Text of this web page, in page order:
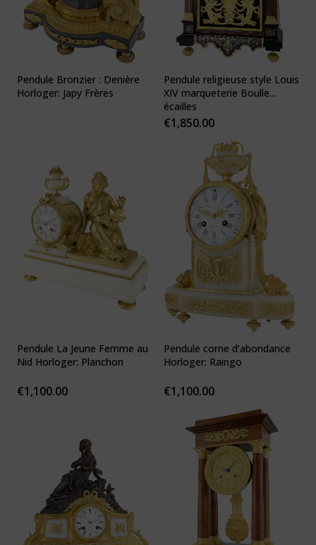
Pendule Bronzier : Denière
Horloger: Japy Frères
Pendule religieuse style Louis
XIV marqueterie Boulle
écailles
€1,850.00
Pendule La Jeune Femme au
Nid Horloger: Planchon
€1,100.00
Pendule corne d’abondance
Horloger: Raingo
€1,100.00